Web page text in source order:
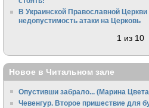
В Украинской Православной
недопустимость атаки на Церковь
1 из 10
Новое в Читальном зале
Опустивши забрало... (Марина
Чевенгур. Второе пришествие для